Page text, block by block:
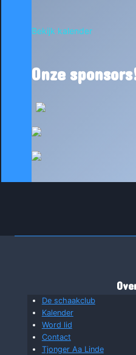
Bekijk kalender
Onze
De schaakclub
Kalender
Word lid
Contact
Tjonger Aa Linde